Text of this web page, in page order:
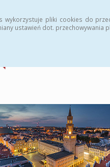
wykorzystuje pliki cookies do
ustawień dot. przechowywania